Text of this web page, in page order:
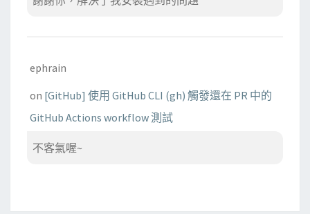
ephrain
on [GitHub] 使用 GitHub CLI (gh) 觸發還在 PR 中的
GitHub Actions workflow 測試
不客氣喔~